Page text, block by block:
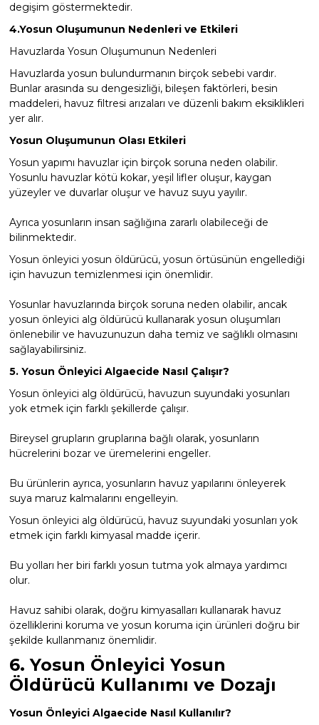
degişim göstermektedir.
4.Yosun Oluşumunun Nedenleri ve Etkileri
Havuzlarda Yosun Oluşumunun Nedenleri
Havuzlarda yosun bulundurmanın birçok sebebi vardır.
Bunlar arasında su dengesizliği, bileşen faktörleri, besin
maddeleri, havuz filtresi arızaları ve düzenli bakım eksiklikleri
yer alır.
Yosun Oluşumunun Olası Etkileri
Yosun yapımı havuzlar için birçok soruna neden olabilir.
Yosunlu havuzlar kötü kokar, yeşil lifler oluşur, kaygan
yüzeyler ve duvarlar oluşur ve havuz suyu yayılır.
Ayrıca yosunların insan sağlığına zararlı olabileceği de
bilinmektedir.
Yosun önleyici yosun öldürücü, yosun örtüsünün engellediği
için havuzun temizlenmesi için önemlidir.
Yosunlar havuzlarında birçok soruna neden olabilir, ancak
yosun önleyici alg öldürücü kullanarak yosun oluşumları
önlenebilir ve havuzunuzun daha temiz ve sağlıklı olmasını
sağlayabilirsiniz.
5. Yosun Önleyici Algaecide Nasıl Çalışır?
Yosun önleyici alg öldürücü, havuzun suyundaki yosunları
yok etmek için farklı şekillerde çalışır.
Bireysel grupların gruplarına bağlı olarak, yosunların
hücrelerini bozar ve üremelerini engeller.
Bu ürünlerin ayrıca, yosunların havuz yapılarını önleyerek
suya maruz kalmalarını engelleyin.
Yosun önleyici alg öldürücü, havuz suyundaki yosunları yok
etmek için farklı kimyasal madde içerir.
Bu yolları her biri farklı yosun tutma yok almaya yardımcı
olur.
Havuz sahibi olarak, doğru kimyasalları kullanarak havuz
özelliklerini koruma ve yosun koruma için ürünleri doğru bir
şekilde kullanmanız önemlidir.
6. Yosun Önleyici Yosun
Öldürücü Kullanımı ve Dozajı
Yosun Önleyici Algaecide Nasıl Kullanılır?